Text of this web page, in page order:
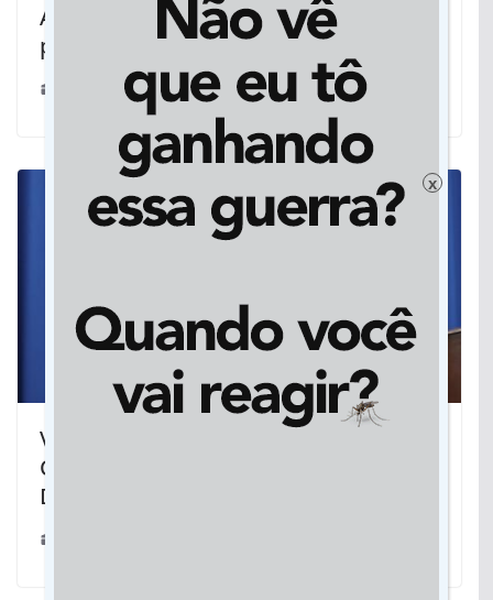
ALMT recorre à Justiça para evitar
perda salarial de professores
Vereador em busca de recursos para
Centro Especializado Odontológico de
Dourados
x